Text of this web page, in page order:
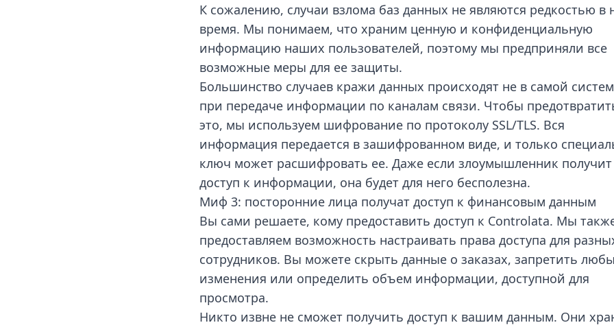
К сожалению, случаи взлома баз данных не являются редкостью в
время. Мы понимаем, что храним ценную и конфиденциальную
информацию наших пользователей, поэтому мы предприняли все
возможные меры для ее защиты.
Большинство случаев кражи данных происходят не в самой
при передаче информации по каналам связи. Чтобы
это, мы используем шифрование по протоколу SSL/TLS. Вся
информация передается в зашифрованном виде, и только
ключ может расшифровать ее. Даже если злоумышленник получит
доступ к информации, она будет для него бесполезна.
Миф 3: посторонние лица получат доступ к финансовым данным
Вы сами решаете, кому предоставить доступ к Controlata. Мы
предоставляем возможность настраивать права доступа для
сотрудников. Вы можете скрыть данные о заказах, запретить
изменения или определить объем информации, доступной для
просмотра.
Никто извне не сможет получить доступ к вашим данным. Они